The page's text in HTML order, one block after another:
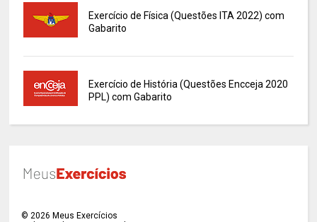
Exercício de Física (Questões ITA 2022) com
Gabarito
Exercício de História (Questões Encceja 2020
PPL) com Gabarito
©2026 Meus Exercícios